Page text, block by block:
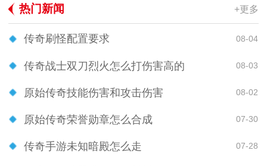
热门新闻 +更多
传奇刷怪配置要求 08-04
传奇战士双刀烈火怎么打伤害高的 08-03
原始传奇技能伤害和攻击伤害 08-02
原始传奇荣誉勋章怎么合成 07-30
传奇手游未知暗殿怎么走 07-28